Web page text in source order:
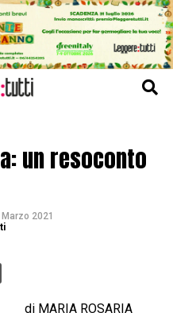
un resoconto
Marzo 2021
di MARIA ROSARIA